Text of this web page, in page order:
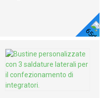
I Dettagli
Visualizza I
Dettagli